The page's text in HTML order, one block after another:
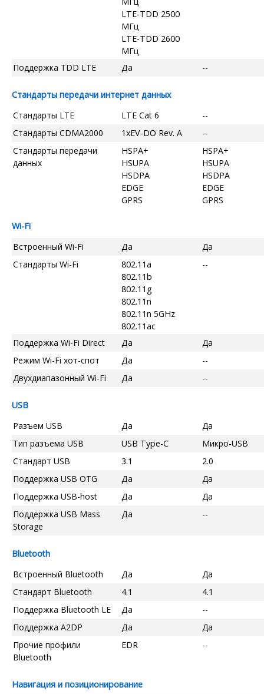
LTE-TDD 2500
МГц
LTE-TDD 2600
МГц
Поддержка TDD LTE
Да --
Стандарты передачи интернет данных
Стандарты LTE
LTE Cat 6
--
Стандарты CDMA2000
1xEV-DO Rev. A
--
Стандарты передачи
данных
HSPA+
HSUPA
HSDPA
EDGE
GPRS
HSPA+
HSUPA
HSDPA
EDGE
GPRS
Wi-Fi
Встроенный Wi-Fi
Да
Да
Стандарты Wi-Fi
802.11a
802.11b
802.11g
802.11n
802.11n 5GHz
802.11ac
--
Поддержка Wi-Fi Direct Да
Да
Режим Wi-Fi хот-спот
Да
--
Двухдиапазонный Wi-Fi
Да --
USB
Разъем USB
Да
Да
Тип разъема USB
USB Type-C
Микро-USB
Стандарт USB
3.1
2.0
Поддержка USB OTG
Да
Да
Поддержка USB-host
Да
Да
Поддержка USB Mass
Storage
Да --
Bluetooth
Встроенный Bluetooth
Да
Да
Стандарт Bluetooth
4.1
4.1
Поддержка Bluetooth LE
Да
--
Поддержка A2DP
Да
Да
Прочие профили
Bluetooth
EDR --
Навигация и позиционирование